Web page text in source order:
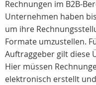
Rechnungen im B2B-
Unternehmen haben
um ihre
Formate umzustellen.
Auftraggeber gilt diese
Hier müssen
elektronisch erstellt